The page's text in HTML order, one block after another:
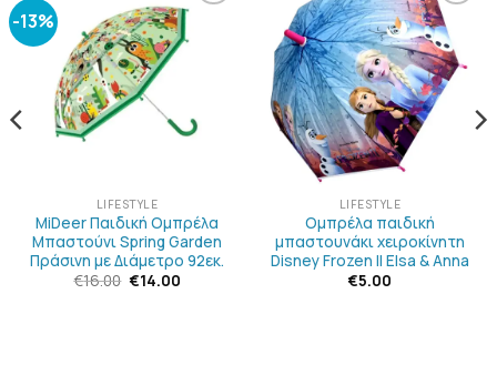
-13%
ΠΡΟΣΘΉΚΗ
ΣΤΗΝ
ΛΊΣΤΑ
ΕΠΙΘΥΜΙΏΝ
LIFESTYLE
MiDeer Παιδική Ομπρέλα
Μπαστούνι Spring Garden
Πράσινη με Διάμετρο 92εκ.
€16.00 Original
€14.00Η
ΠΡΟΣΘΉΚΗ
ΣΤΗΝ
ΛΊΣΤΑ
ΕΠΙΘΥΜΙΏΝ
LIFESTYLE
Ομπρέλα παιδική
μπαστουνάκι χειροκίνητη
Disney Frozen II Elsa & Anna
€5.00